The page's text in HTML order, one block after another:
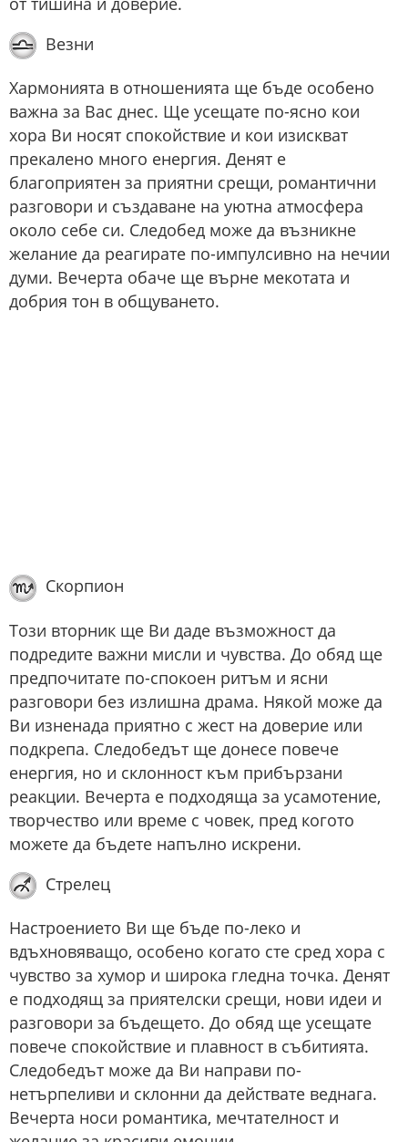
Везни
Хармонията в отношенията ще бъде особено
важна за Вас днес. Ще усещате по-ясно кои
хора Ви носят спокойствие и кои изискват
прекалено много енергия. Денят е
благоприятен за приятни срещи, романтични
разговори и създаване на уютна атмосфера
около себе си. Следобед може да възникне
желание да реагирате по-импулсивно на нечии
думи. Вечерта обаче ще върне мекотата и
добрия тон в общуването.
Скорпион
Този вторник ще Ви даде възможност да
подредите важни мисли и чувства. До обяд ще
предпочитате по-спокоен ритъм и ясни
разговори без излишна драма. Някой може да
Ви изненада приятно с жест на доверие или
подкрепа. Следобедът ще донесе повече
енергия, но и склонност към прибързани
реакции. Вечерта е подходяща за усамотение,
творчество или време с човек, пред когото
можете да бъдете напълно искрени.
Стрелец
Настроението Ви ще бъде по-леко и
вдъхновяващо, особено когато сте сред хора с
чувство за хумор и широка гледна точка. Денят
е подходящ за приятелски срещи, нови идеи и
разговори за бъдещето. До обяд ще усещате
повече спокойствие и плавност в събитията.
Следобедът може да Ви направи по-
нетърпеливи и склонни да действате веднага.
Вечерта носи романтика, мечтателност и